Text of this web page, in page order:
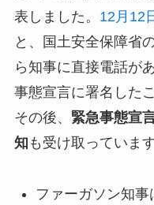
表しました。 12月12
と、国土安全保障省
ら知事に直接電話が
事態宣言に署名した
その後、 緊急事態宣
知 も受け取っています
ファーガソン知